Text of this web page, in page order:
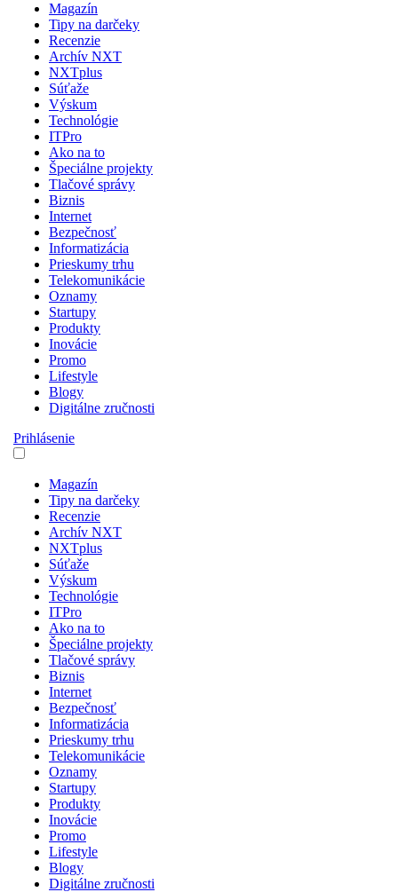
Magazín
Tipy na darčeky
Recenzie
Archív NXT
NXTplus
Súťaže
Výskum
Technológie
ITPro
Ako na to
Špeciálne projekty
Tlačové správy
Biznis
Internet
Bezpečnosť
Informatizácia
Prieskumy trhu
Telekomunikácie
Oznamy
Startupy
Produkty
Inovácie
Promo
Lifestyle
Blogy
Digitálne zručnosti
Prihlásenie
Magazín
Tipy na darčeky
Recenzie
Archív NXT
NXTplus
Súťaže
Výskum
Technológie
ITPro
Ako na to
Špeciálne projekty
Tlačové správy
Biznis
Internet
Bezpečnosť
Informatizácia
Prieskumy trhu
Telekomunikácie
Oznamy
Startupy
Produkty
Inovácie
Promo
Lifestyle
Blogy
Digitálne zručnosti